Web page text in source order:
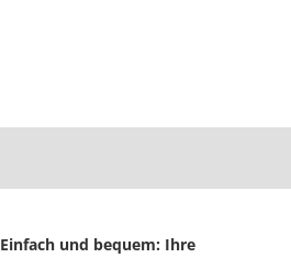
Einfach und bequem: Ihre